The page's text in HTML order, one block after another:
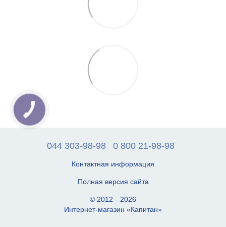
044 303-98-98 0 800 21-98-98
Контактная информация
Полная версия сайта
© 2012—2026
Интернет-магазин «Капитан»